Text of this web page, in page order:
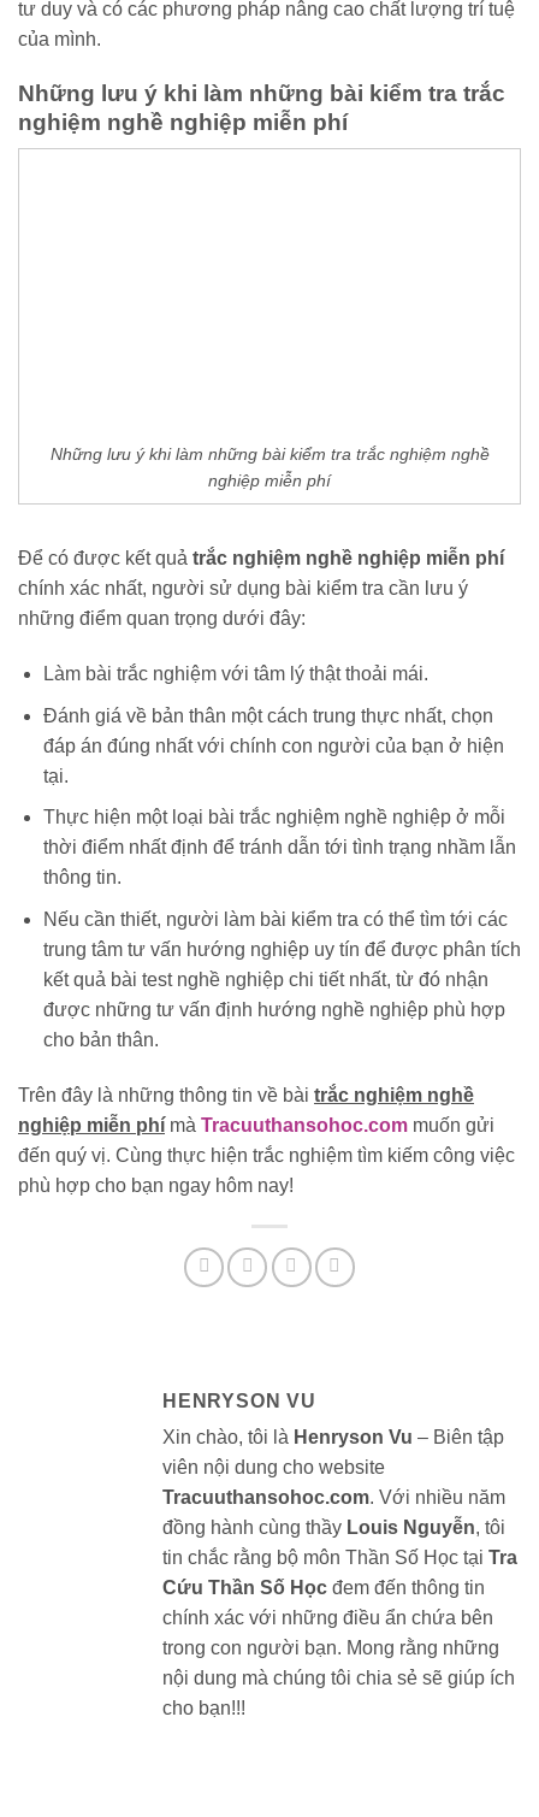
tư duy và có các phương pháp nâng cao chất lượng trí tuệ
của mình.
Những lưu ý khi làm những bài kiểm tra trắc
nghiệm nghề nghiệp miễn phí
Những lưu ý khi làm những bài kiểm tra trắc nghiệm nghề
nghiệp miễn phí
Để có được kết quả trắc nghiệm nghề nghiệp miễn phí
chính xác nhất, người sử dụng bài kiểm tra cần lưu ý
những điểm quan trọng dưới đây:
Làm bài trắc nghiệm với tâm lý thật thoải mái.
Đánh giá về bản thân một cách trung thực nhất, chọn
đáp án đúng nhất với chính con người của bạn ở hiện
tại.
Thực hiện một loại bài trắc nghiệm nghề nghiệp ở mỗi
thời điểm nhất định để tránh dẫn tới tình trạng nhầm lẫn
thông tin.
Nếu cần thiết, người làm bài kiểm tra có thể tìm tới các
trung tâm tư vấn hướng nghiệp uy tín để được phân tích
kết quả bài test nghề nghiệp chi tiết nhất, từ đó nhận
được những tư vấn định hướng nghề nghiệp phù hợp
cho bản thân.
Trên đây là những thông tin về bài trắc nghiệm nghề
nghiệp miễn phí mà Tracuuthansohoc.com muốn gửi
đến quý vị. Cùng thực hiện trắc nghiệm tìm kiếm công việc
phù hợp cho bạn ngay hôm nay!
HENRYSON VU
Xin chào, tôi là Henryson Vu – Biên tập
viên nội dung cho website
Tracuuthansohoc.com. Với nhiều năm
đồng hành cùng thầy Louis Nguyễn, tôi
tin chắc rằng bộ môn Thần Số Học tại Tra
Cứu Thần Số Học đem đến thông tin
chính xác với những điều ẩn chứa bên
trong con người bạn. Mong rằng những
nội dung mà chúng tôi chia sẻ sẽ giúp ích
cho bạn!!!